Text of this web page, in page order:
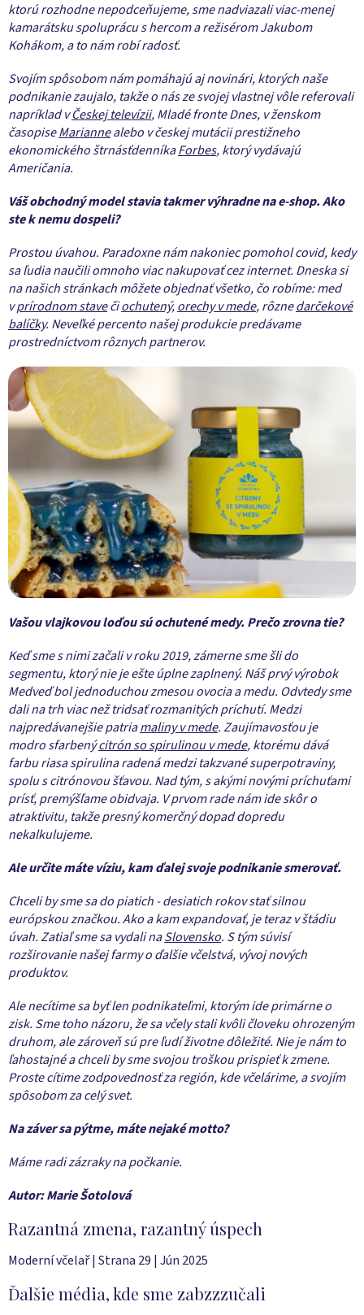
ktorú rozhodne nepodceňujeme, sme nadviazali viac-menej
kamarátsku spoluprácu s hercom a režisérom Jakubom
Kohákom, a to nám robí radosť.
Svojím spôsobom nám pomáhajú aj novinári, ktorých naše
podnikanie zaujalo, takže o nás ze svojej vlastnej vôle referovali
napríklad vČeskej televízii, Mladé fronte Dnes, v ženskom
časopiseMariannealebo v českej mutácii prestižneho
ekonomického štrnásťdenníkaForbes, ktorý vydávajú
Američania.
Váš obchodný model stavia takmer výhradne na e-shop. Ako
ste k nemu dospeli?
Prostou úvahou. Paradoxne nám nakoniec pomohol covid, kedy
sa ľudia naučili omnoho viac nakupovať cez internet. Dneska si
na našich stránkach môžete objednať všetko, čo robíme: med
vprírodnom stavečiochutený,orechy v mede, rôznedarčekové
balíčky. Neveľké percento našej produkcie predávame
prostredníctvom rôznych partnerov.
Vašou vlajkovou loďou sú ochutené medy. Prečo zrovna tie?
Keď sme s nimi začali v roku 2019, zámerne sme šli do
segmentu, ktorý nie je ešte úplne zaplnený. Náš prvý výrobok
Medveď bol jednoduchou zmesou ovocia a medu. Odvtedy sme
dali na trh viac než tridsať rozmanitých príchutí. Medzi
najpredávanejšie patriamaliny v mede. Zaujímavosťou je
modro sfarbenýcitrón so spirulinou v mede, ktorému dává
farbu riasa spirulina radená medzi takzvané superpotraviny,
spolu s citrónovou šťavou. Nad tým, s akými novými príchuťami
prísť, premýšľame obidvaja. V prvom rade nám ide skôr o
atraktivitu, takže presný komerčný dopad dopredu
nekalkulujeme.
Ale určite máte víziu, kam ďalej svoje podnikanie smerovať.
Chceli by sme sa do piatich - desiatich rokov stať silnou
európskou značkou. Ako a kam expandovať, je teraz v štádiu
úvah. Zatiaľ sme sa vydali naSlovensko. S tým súvisí
rozširovanie našej farmy o ďalšie včelstvá, vývoj nových
produktov.
Ale necítime sa byť len podnikateľmi, ktorým ide primárne o
zisk. Sme toho názoru, že sa včely stali kvôli človeku ohrozeným
druhom, ale zároveň sú pre ľudí životne dôležité. Nie je nám to
ľahostajné a chceli by sme svojou troškou prispieť k zmene.
Proste cítime zodpovednosť za región, kde včelárime, a svojím
spôsobom za celý svet.
Na záver sa pýtme, máte nejaké motto?
Máme radi zázraky na počkanie.
Autor: Marie Šotolová
Razantná zmena, razantný úspech
Moderní včelař | Strana 29 | Jún 2025
Ďalšie média, kde sme zabzzzučali